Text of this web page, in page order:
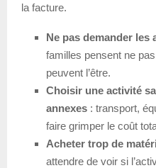
la facture.
Ne pas demander les
familles pensent ne
peuvent l’être.
Choisir une activité
annexes : transport,
faire grimper le coût
Acheter trop de
attendre de voir si